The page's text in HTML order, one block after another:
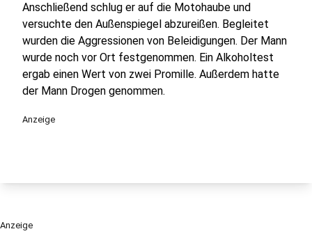
Anschließend schlug er auf die Motohaube und
versuchte den Außenspiegel abzureißen. Begleitet
wurden die Aggressionen von Beleidigungen. Der Mann
wurde noch vor Ort festgenommen. Ein Alkoholtest
ergab einen Wert von zwei Promille. Außerdem hatte
der Mann Drogen genommen.
Anzeige
Anzeige